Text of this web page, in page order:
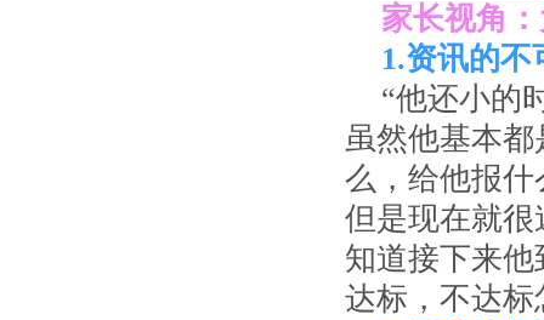
家长视角
1.资讯的不
“他还小的
虽然他基本
么，给他报
但是现在就
知道接下来
达标，不达标